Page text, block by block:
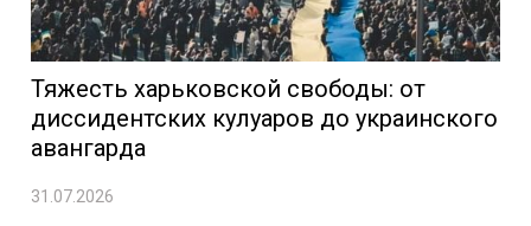
Тяжесть харьковской свободы: от
диссидентских кулуаров до украинского
авангарда
31.07.2026